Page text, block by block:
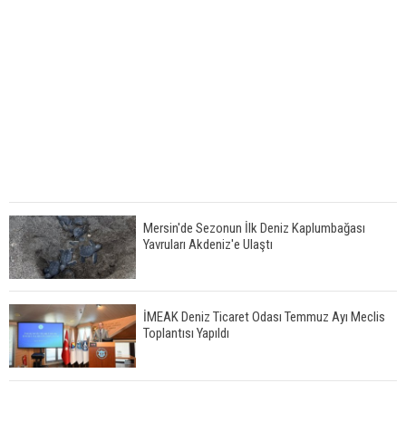
Mersin'de Sezonun İlk Deniz Kaplumbağası
Yavruları Akdeniz'e Ulaştı
İMEAK Deniz Ticaret Odası Temmuz Ayı Meclis
Toplantısı Yapıldı